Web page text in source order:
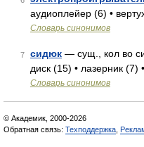
аудиоплейер (6) •
Словарь синонимов
7 сидюк — сущ., кол во
диск (15) • лазерник (7)
Словарь синонимов
© Академик, 2000-2026
Обратная связь: Техподдержка